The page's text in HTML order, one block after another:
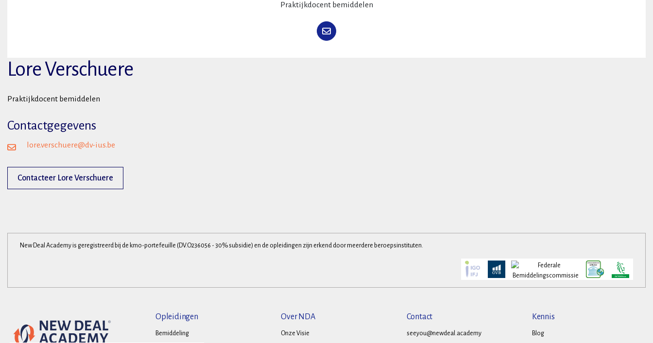
Praktijkdocent bemiddelen
Lore Verschuere
Praktijkdocent bemiddelen
Contactgegevens
lore.verschuere@dv-ius.be
Contacteer Lore Verschuere
New Deal Academy is geregistreerd bij de kmo-portefeuille (DV.O236056 - 30% subsidie) en de opleidingen zijn erkend door meerdere beroepsinstituten.
Opleidingen
Bemiddeling
Over NDA
Onze Visie
Contact
seeyou@newdeal.academy
Kennis
Blog